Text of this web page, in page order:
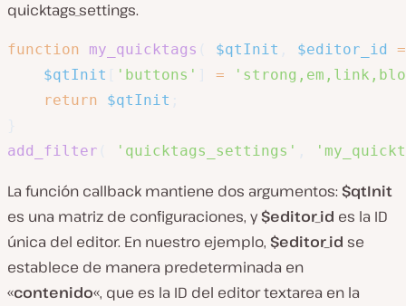
quicktags_settings.
function my_quicktags $qtInit $editor_id
=
$qtInit
'buttons' =
return
$qtInit
add_filter
'quicktags_settings'
La función callback mantiene dos argumentos: $qtInit
es una matriz de configuraciones, y$editor_id es la ID
única del editor. En nuestro ejemplo, $editor_id se
establece de manera predeterminada en
«contenido«, que es la ID del editor textarea en la